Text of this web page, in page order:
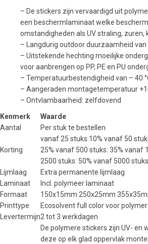
– De stickers zijn vervaardigd uit
een beschermlaminaat welke
omstandigheden als UV straling, zuren,
– Langdurig outdoor duurzaamheid
– Uitstekende hechting moeilijke
voor aanbrengen op PP, PE en PU
– Temperatuurbestendigheid van – 40
– Aangeraden montagetemperatuur
– Ontvlambaarheid: zelfdovend
Kenmerk
Waarde
Aantal
Per stuk te bestellen
Korting
vanaf 25 stuks:10% vanaf 50
25% vanaf 500 stuks: 35% vanaf
2500 stuks: 50% vanaf 5000
Lijmlaag
Extra permanente lijmlaag
Laminaat
Incl. polymeer laminaat
Formaat
150x15mm 250x25mm
Printtype
Ecosolvent full color voor
Levertermijn2 tot 3 werkdagen
De polymere stickers zijn UV- en
deze op elk glad oppervlak